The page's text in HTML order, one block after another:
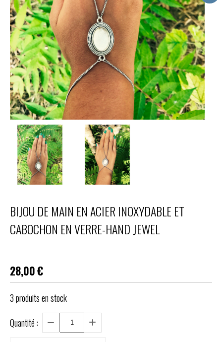
BIJOU DE MAIN EN ACIER INOXYDABLE ET
CABOCHON EN VERRE-HAND JEWEL
28,00€
3produits en stock
Quantité :